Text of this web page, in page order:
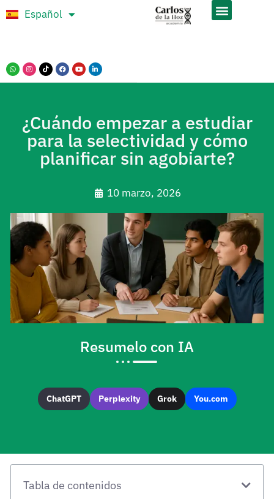
Español
Português
¿Cuándo empezar a estudiar
para la selectividad y cómo
planificar sin agobiarte?
10 marzo, 2026
Resumelo con IA
ChatGPT Perplexity Grok You.com
Tabla de contenidos